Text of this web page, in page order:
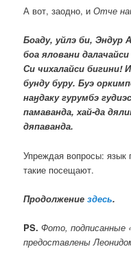
А вот, заодно, иОтче
Боаду, уйлэ би, Эндур
боа яловани
Си чихалайси бигини!
бунду буру. Буэ
наӈдаку гурумбэ
памаванда, хай-да
дяпаванда.
Упреждая вопросы:
такие посещают.
Продолжениездесь.
PS. Фото, подписанные
предоставлены